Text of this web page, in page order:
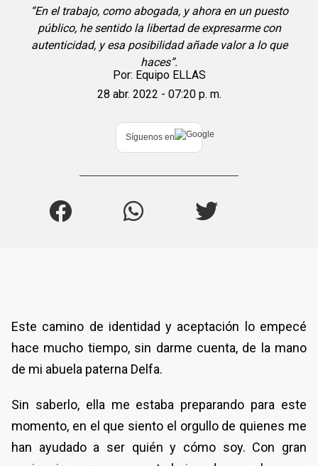
“En el trabajo, como abogada, y ahora en un puesto
público, he sentido la libertad de expresarme con
autenticidad, y esa posibilidad añade valor a lo que
haces”.
Por: Equipo ELLAS
28 abr. 2022 - 07:20 p. m.
Síguenos en
Este camino de identidad y aceptación lo empecé
hace mucho tiempo, sin darme cuenta, de la mano
de mi abuela paterna Delfa.
Sin saberlo, ella me estaba preparando para este
momento, en el que siento el orgullo de quienes me
han ayudado a ser quién y cómo soy. Con gran